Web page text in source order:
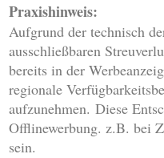
Praxishinweis:
Aufgrund der technisch
ausschließbaren
bereits in der
regionale
aufzunehmen. Diese
Offlinewerbung. z.B. bei
sein.